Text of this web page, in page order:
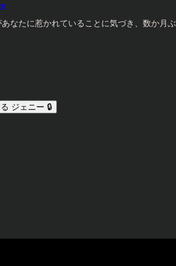
クリエイター
説明
なたに惹かれていることに気づき、数か月
タグ
ジェニー 🔒